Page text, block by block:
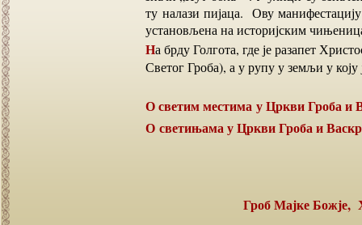
ту налази пијаца. Ову
установљена на историјским
На брду Голгота, где је разапет Христос, данас се налази црква Васкрсења Христовог (Црква
Светог Гроба), а у рупу у земљи у
О светим местима у Цркви Гроба и
О светињама у Цркви Гроба и
Гроб Мајке